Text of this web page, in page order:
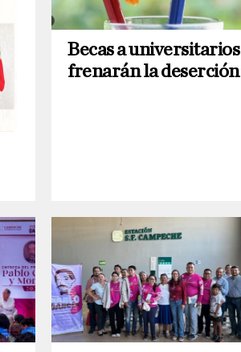
Becas a universitarios
frenarán la deserción